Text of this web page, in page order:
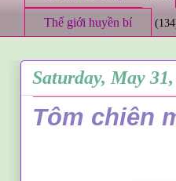
Thế giới huyền bí
Saturday, May
Tôm chiên